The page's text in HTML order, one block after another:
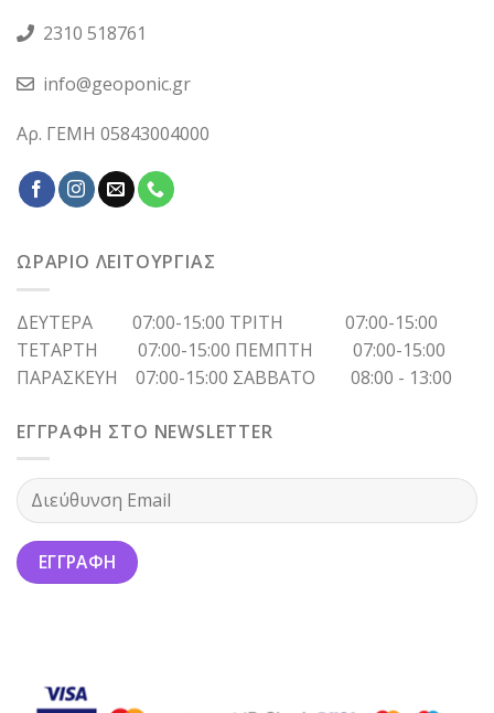
2310 518761
info@geoponic.gr
Αρ. ΓΕΜΗ 05843004000
ΩΡΑΡΙΟ ΛΕΙΤΟΥΡΓΙΑΣ
ΔΕΥΤΕΡΑ 07:00-15:00 ΤΡΙΤΗ 07:00-15:00
ΤΕΤΑΡΤΗ 07:00-15:00 ΠΕΜΠΤΗ 07:00-15:00
ΠΑΡΑΣΚΕΥΗ 07:00-15:00 ΣΑΒΒΑΤΟ 08:00 - 13:00
ΕΓΓΡΑΦΗ ΣΤΟ NEWSLETTER